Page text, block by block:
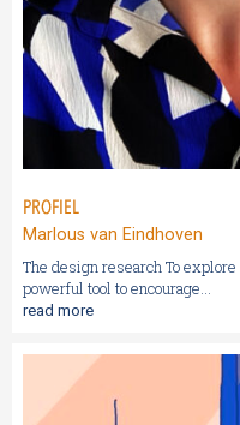
PROFIEL
Marlous van Eindhoven
The design research To
powerful tool to encourage...
read more